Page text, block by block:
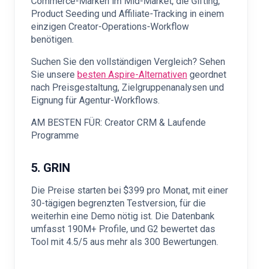
Product Seeding und Affiliate-Tracking in einem
einzigen Creator-Operations-Workflow
benötigen.
Suchen Sie den vollständigen Vergleich? Sehen
Sie unsere besten Aspire-Alternativen geordnet
nach Preisgestaltung, Zielgruppenanalysen und
Eignung für Agentur-Workflows.
AM BESTEN FÜR: Creator CRM & Laufende
Programme
5. GRIN
Die Preise starten bei $399 pro Monat, mit einer
30-tägigen begrenzten Testversion, für die
weiterhin eine Demo nötig ist. Die Datenbank
umfasst 190M+ Profile, und G2 bewertet das
Tool mit 4.5/5 aus mehr als 300 Bewertungen.